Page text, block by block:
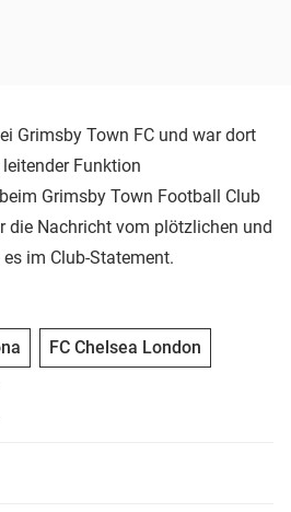
Grimsby Town FC und war dort
Funktion
Grimsby Town Football Club
die Nachricht vom plötzlichen und
im Club-Statement.
FC Chelsea London